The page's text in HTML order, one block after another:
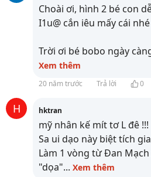
Choài ơi, hình 2 bé con
I1u@ cắn iêu mấy cái nhé
Trời ơi bé bobo ngày
Xem thêm
20 năm trước Trả lời 0
H hktran
mỹ nhân kế mít tơ L đê !!!
Sa ui dạo này biệt tích
Làm 1 vòng từ Đan Mạch
"dọa"... Xem thêm